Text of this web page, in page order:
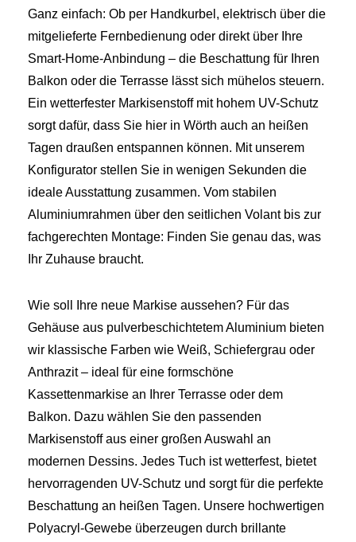
Ganz einfach: Ob per Handkurbel, elektrisch über die
mitgelieferte Fernbedienung oder direkt über Ihre
Smart-Home-Anbindung – die Beschattung für Ihren
Balkon oder die Terrasse lässt sich mühelos steuern.
Ein wetterfester Markisenstoff mit hohem UV-Schutz
sorgt dafür, dass Sie hier in Wörth auch an heißen
Tagen draußen entspannen können. Mit unserem
Konfigurator stellen Sie in wenigen Sekunden die
ideale Ausstattung zusammen. Vom stabilen
Aluminiumrahmen über den seitlichen Volant bis zur
fachgerechten Montage: Finden Sie genau das, was
Ihr Zuhause braucht.
Wie soll Ihre neue Markise aussehen? Für das
Gehäuse aus pulverbeschichtetem Aluminium bieten
wir klassische Farben wie Weiß, Schiefergrau oder
Anthrazit – ideal für eine formschöne
Kassettenmarkise an Ihrer Terrasse oder dem
Balkon. Dazu wählen Sie den passenden
Markisenstoff aus einer großen Auswahl an
modernen Dessins. Jedes Tuch ist wetterfest, bietet
hervorragenden UV-Schutz und sorgt für die perfekte
Beschattung an heißen Tagen. Unsere hochwertigen
Polyacryl-Gewebe überzeugen durch brillante